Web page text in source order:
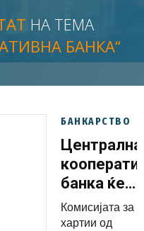
НА ТЕМА
БАНКА“
БАНКАРСТВО
Централна
банка ќе
емитува
Комисијата за
хартии од